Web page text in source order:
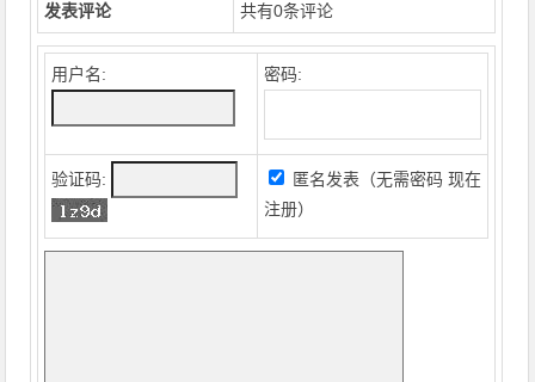
发表评论 共有0条评论
用户名: 密码:
验证码: 匿名发表（无需密码现在
注册）